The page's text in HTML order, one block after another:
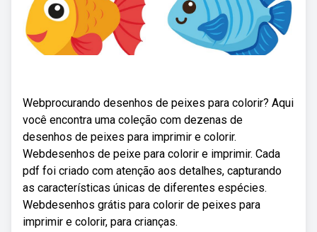
Webprocurando desenhos de peixes para colorir? Aqui
você encontra uma coleção com dezenas de
desenhos de peixes para imprimir e colorir.
Webdesenhos de peixe para colorir e imprimir. Cada
pdf foi criado com atenção aos detalhes, capturando
as características únicas de diferentes espécies.
Webdesenhos grátis para colorir de peixes para
imprimir e colorir, para crianças.